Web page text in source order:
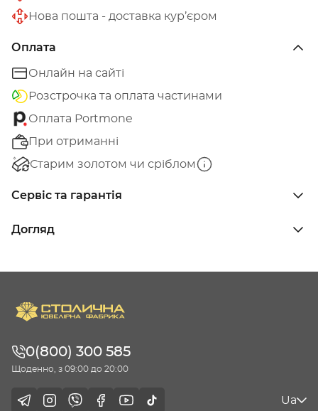
Нова пошта - доставка кур’єром
Оплата
Онлайн на сайті
Розстрочка та оплата частинами
Оплата Portmone
При отриманні
Старим золотом чи сріблом
Сервіс та гарантія
Догляд
0(800) 300 585
Щоденно, з 09:00 до 20:00
Ua